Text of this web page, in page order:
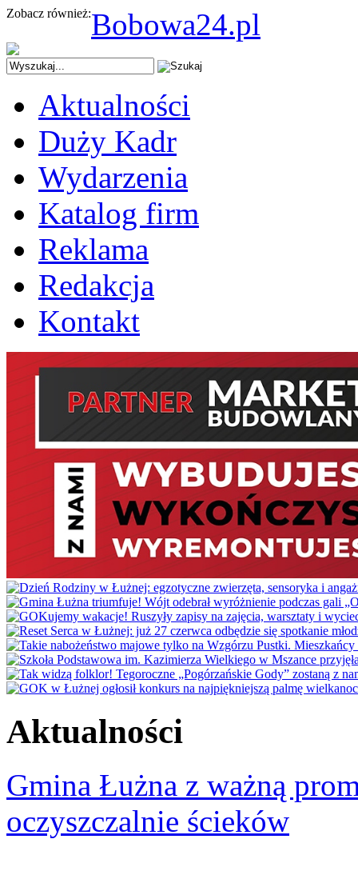
Zobacz również:Bobowa24.pl
Aktualności
Duży Kadr
Wydarzenia
Katalog firm
Reklama
Redakcja
Kontakt
Aktualności
Gmina Łużna z ważną
oczyszczalnie ścieków